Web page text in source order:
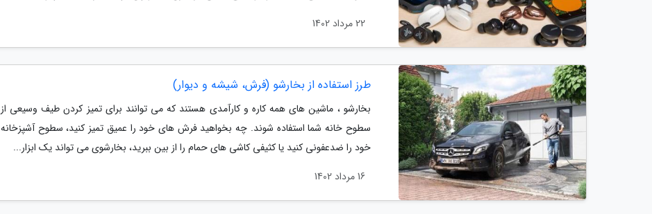
22 مرداد 1402
طرز استفاده از بخارشو (فرش، شیشه و دیوار)
بخارشو ، ماشین های همه کاره و کارآمدی هستند که می توانند برای تمیز کردن طیف وسیعی از
سطوح خانه شما استفاده شوند. چه بخواهید فرش های خود را عمیق تمیز کنید، سطوح آشپزخانه
خود را ضدعفونی کنید یا کثیفی کاشی های حمام را از بین ببرید، بخارشوی می تواند یک ابزار...
16 مرداد 1402